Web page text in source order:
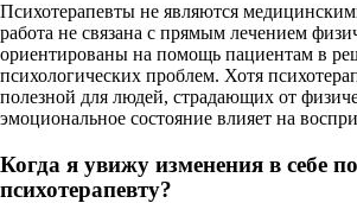
Психотерапевты не являются
работа не связана с прямым лечением
ориентированы на помощь пациентам в
психологических проблем. Хотя
полезной для людей, страдающих от
эмоциональное состояние влияет на
Когда я увижу изменения в себе
психотерапевту?